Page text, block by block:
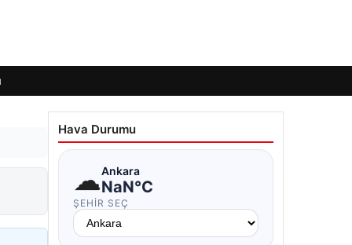
Hava Durumu
☁Ankara
NaN°C
ŞEHIR SEÇ